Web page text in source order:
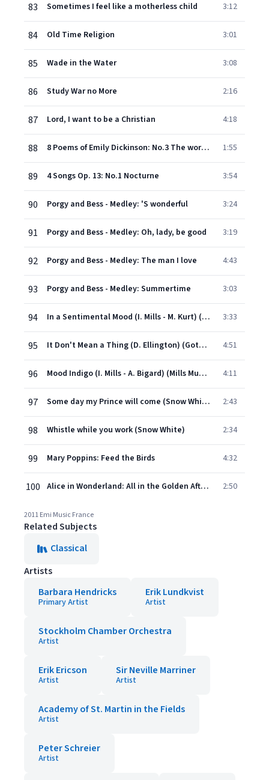
83 Sometimes I feel like a motherless child 3:12
84 Old Time Religion 3:01
85 Wade in the Water 3:08
86 Study War no More 2:16
87 Lord, I want to be a Christian 4:18
88 8 Poems of Emily Dickinson: No.3 The world feels dusty 1:55
89 4 Songs Op. 13: No.1 Nocturne 3:54
90 Porgy and Bess - Medley: 'S wonderful 3:24
91 Porgy and Bess - Medley: Oh, lady, be good 3:19
92 Porgy and Bess - Medley: The man I love 4:43
93 Porgy and Bess - Medley: Summertime 3:03
94 In a Sentimental Mood (I. Mills - M. Kurt) (American Academy of Music, Inc.) 3:33
95 It Don't Mean a Thing (D. Ellington) (Gotham/Salabert) 4:51
96 Mood Indigo (I. Mills - A. Bigard) (Mills Music, Inc.) 4:11
97 Some day my Prince will come (Snow White) 2:43
98 Whistle while you work (Snow White) 2:34
99 Mary Poppins: Feed the Birds 4:32
100 Alice in Wonderland: All in the Golden Afternoon 2:50
2011 Emi Music France
Related Subjects
Classical
Artists
Barbara Hendricks
Primary Artist
Erik Lundkvist
Artist
Stockholm Chamber Orchestra
Artist
Erik Ericson
Artist
Sir Neville Marriner
Artist
Academy of St. Martin in the Fields
Artist
Peter Schreier
Artist